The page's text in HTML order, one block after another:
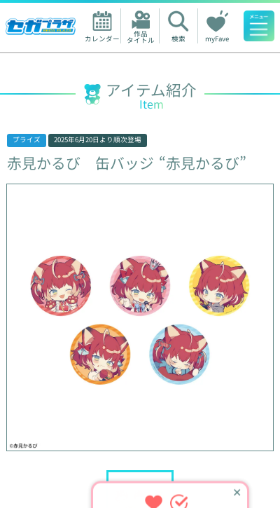
カレンダー 作品
タイトル 検索 myFave
人気ワード
アイテム紹介
Item
プライズ 2025年6月20日 より順次登場
赤見かるび 缶バッジ “赤見かるび”
✕